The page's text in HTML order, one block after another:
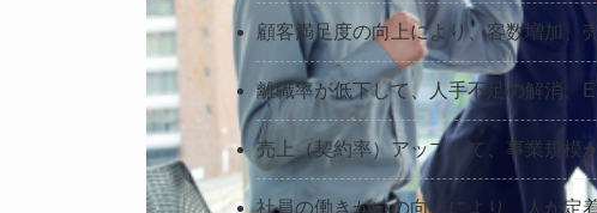
顧客満足度の向上により、客数増加、
離職率が低下して、人手不足の解消、
売上（契約率）アップして、事業規模
社員の働きがいの向上により、人が定